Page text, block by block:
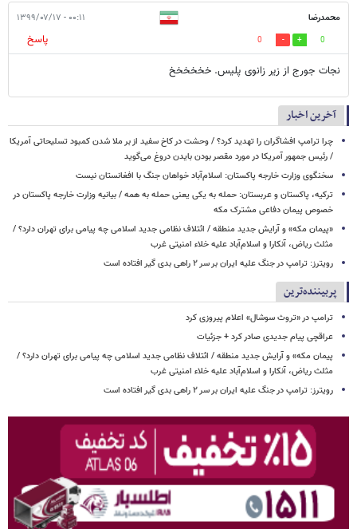
محمدرضا ۰۰:۱۱ - ۱۳۹۹/۰۷/۱۷
0
0
پاسخ
نجات جورج از زیر زانوی پلیس. خخخخخخ
آخرین اخبار
چرا ترامپ افشاگران را تهدید کرد؟ / وحشت در کاخ سفید از بر ملا شدن کمبود تسلیحاتی آمریکا
/ رئیس جمهور آمریکا در مورد مقصر بودن بایدن دروغ می‌گوید
سخنگوی وزارت خارجه پاکستان: اسلام‌آباد خواهان جنگ با افغانستان نیست
ترکیه، پاکستان و عربستان: حمله به یکی یعنی حمله به همه / بیانیه وزارت خارجه پاکستان در
خصوص پیمان دفاعی مشترک مکه
«پیمان مکه» و آرایش جدید منطقه / ائتلاف نظامی جدید اسلامی چه پیامی برای تهران دارد؟ /
مثلث ریاض، آنکارا و اسلام‌آباد علیه خلاء امنیتی غرب
رویترز: ترامپ در جنگ علیه ایران بر سر ۲ راهی بدی گیر افتاده است
پربیننده‌ترین
ترامپ در «تروث سوشال» اعلام پیروزی کرد
عراقچی پیام جدیدی صادر کرد + جزئیات
پیمان مکه» و آرایش جدید منطقه / ائتلاف نظامی جدید اسلامی چه پیامی برای تهران دارد؟ /
مثلث ریاض، آنکارا و اسلام‌آباد علیه خلاء امنیتی غرب
رویترز: ترامپ در جنگ علیه ایران بر سر ۲ راهی بدی گیر افتاده است